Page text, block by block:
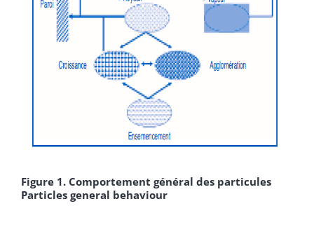
Figure 1. Comportement général des particules
Particles general behaviour